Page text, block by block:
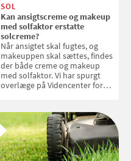
SOL
Kan ansigtscreme og makeup
med solfaktor erstatte
solcreme?
Når ansigtet skal fugtes, og
makeuppen skal sættes, findes
der både creme og makeup
med solfaktor. Vi har spurgt
overlæge på Videncenter for
med SPF kan erstatte
solcreme, når man bevæger
sig ud i solen